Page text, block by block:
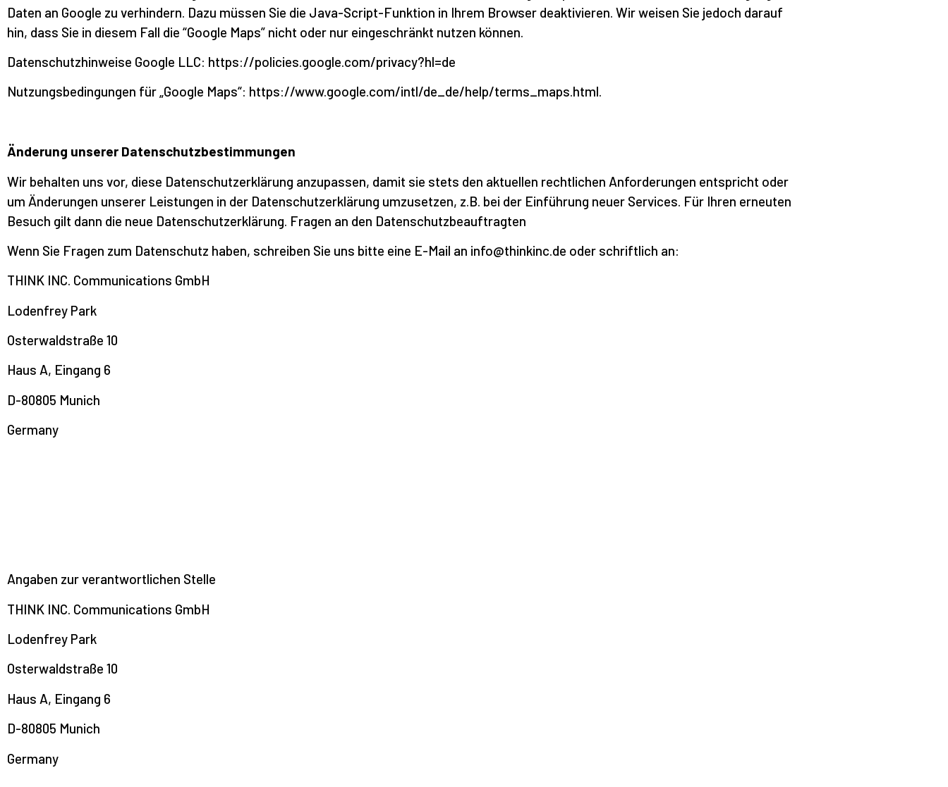
Daten an Google zu verhindern. Dazu müssen Sie die Java-Script-Funktion in Ihrem Browser deaktivieren. Wir weisen Sie jedoch darauf
hin, dass Sie in diesem Fall die “Google Maps” nicht oder nur eingeschränkt nutzen können.
Datenschutzhinweise Google LLC: https://policies.google.com/privacy?hl=de
Nutzungsbedingungen für „Google Maps“: https://www.google.com/intl/de_de/help/terms_maps.html.
Änderung unserer Datenschutzbestimmungen
Wir behalten uns vor, diese Datenschutzerklärung anzupassen, damit sie stets den aktuellen rechtlichen Anforderungen entspricht oder
um Änderungen unserer Leistungen in der Datenschutzerklärung umzusetzen, z.B. bei der Einführung neuer Services. Für Ihren erneuten
Besuch gilt dann die neue Datenschutzerklärung. Fragen an den Datenschutzbeauftragten
Wenn Sie Fragen zum Datenschutz haben, schreiben Sie uns bitte eine E-Mail an info@thinkinc.de oder schriftlich an:
THINK INC. Communications GmbH
Lodenfrey Park
Osterwaldstraße 10
Haus A, Eingang 6
D-80805 Munich
Germany
Angaben zur verantwortlichen Stelle
THINK INC. Communications GmbH
Lodenfrey Park
Osterwaldstraße 10
Haus A, Eingang 6
D-80805 Munich
Germany